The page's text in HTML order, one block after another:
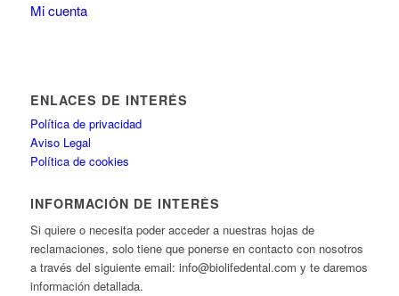
Mi cuenta
ENLACES DE INTERÉS
Política de privacidad
Aviso Legal
Política de cookies
INFORMACIÓN DE INTERÉS
Si quiere o necesita poder acceder a nuestras hojas de
reclamaciones, solo tiene que ponerse en contacto con nosotros
a través del siguiente email: info@biolifedental.com y te daremos
información detallada.